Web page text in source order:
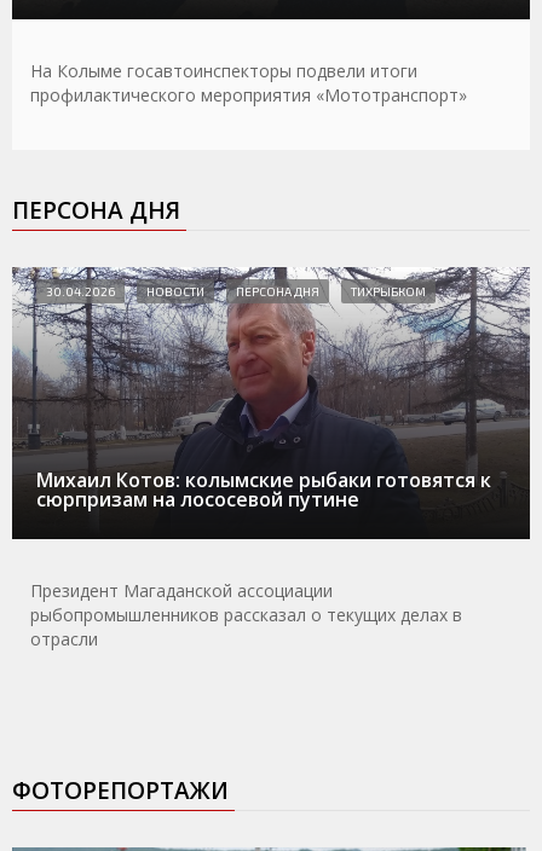
На Колыме госавтоинспекторы подвели итоги
профилактического мероприятия «Мототранспорт»
ПЕРСОНА ДНЯ
Михаил Котов: колымские рыбаки готовятся к
сюрпризам на лососевой путине
30.04.2026 НОВОСТИ ПЕРСОНА ДНЯ ТИХРЫБКОМ
Президент Магаданской ассоциации
рыбопромышленников рассказал о текущих делах в
отрасли
ФОТОРЕПОРТАЖИ